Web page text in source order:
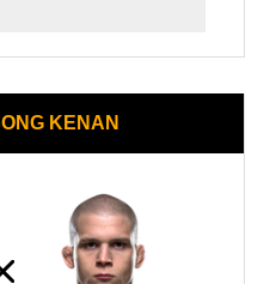
KENAN